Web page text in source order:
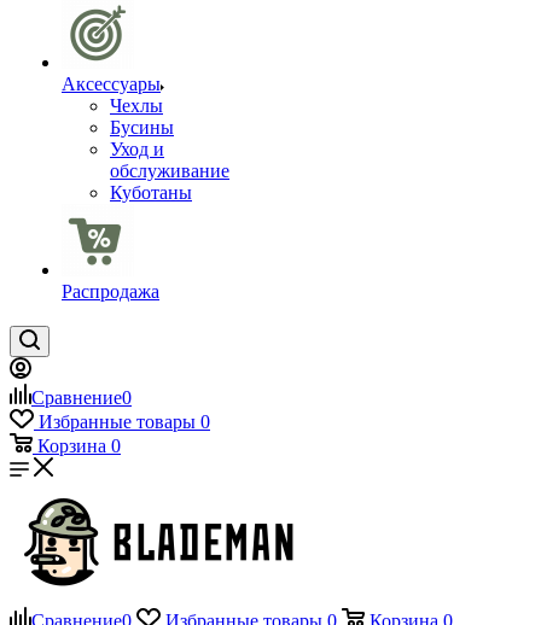
Аксессуары
Чехлы
Бусины
Уход и
обслуживание
Куботаны
Распродажа
Сравнение0
Избранные товары 0
Корзина 0
Сравнение0 Избранные товары 0 Корзина 0